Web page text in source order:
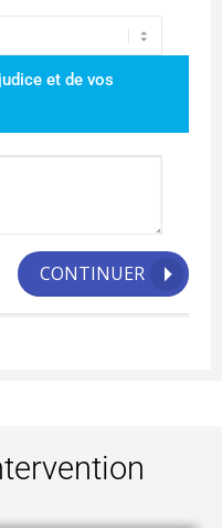
et de vos
CONTINUER